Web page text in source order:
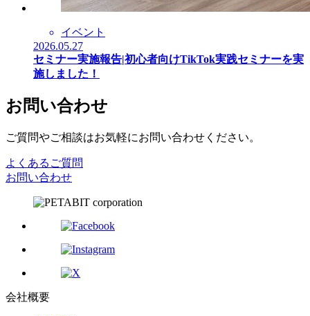
イベント
2026.05.27
セミナー実施報告|初心者向けTikTok実践セミナーを実
施しました！
お問い合わせ
ご質問やご相談はお気軽にお問い合わせください。
よくあるご質問
お問い合わせ
会社概要